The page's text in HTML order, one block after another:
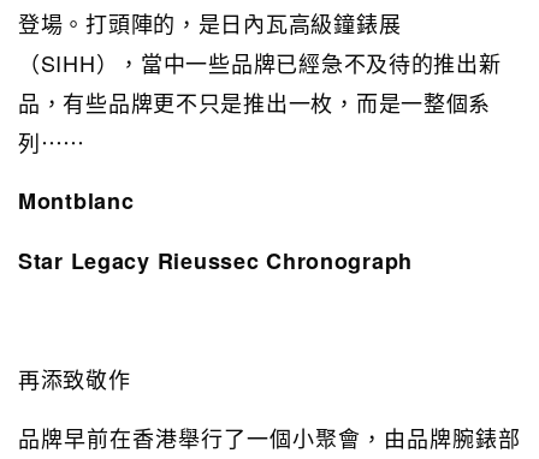
登場。打頭陣的，是日內瓦高級鐘錶展
（SIHH），當中一些品牌已經急不及待的推出新
品，有些品牌更不只是推出一枚，而是一整個系
列⋯⋯
Montblanc
Star Legacy Rieussec Chronograph
再添致敬作
品牌早前在香港舉行了一個小聚會，由品牌腕錶部